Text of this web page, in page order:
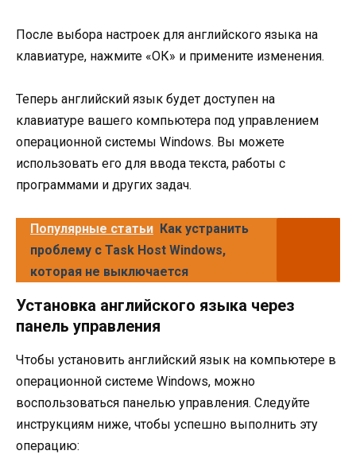
После выбора настроек для английского языка на
клавиатуре, нажмите «ОК» и примените изменения.
Теперь английский язык будет доступен на
клавиатуре вашего компьютера под управлением
операционной системы Windows. Вы можете
использовать его для ввода текста, работы с
программами и других задач.
Популярные статьи Как устранить
проблему с Task Host Windows,
которая не выключается
Установка английского языка через
панель управления
Чтобы установить английский язык на компьютере в
операционной системе Windows, можно
воспользоваться панелью управления. Следуйте
инструкциям ниже, чтобы успешно выполнить эту
операцию: